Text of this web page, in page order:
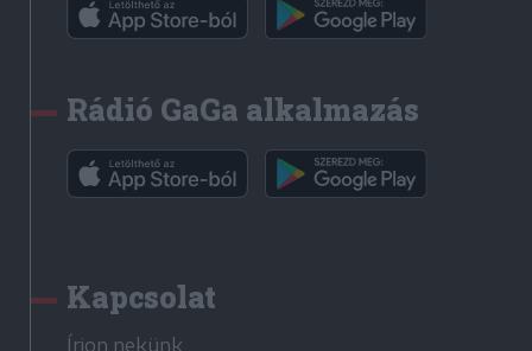
Rádió GaGa alkalmazás
Kapcsolat
Írjon nekünk